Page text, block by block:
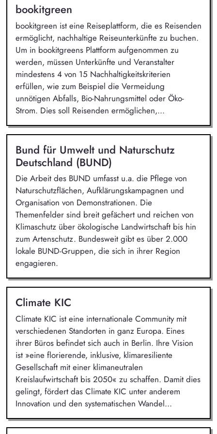
bookitgreen
bookitgreen ist eine Reiseplattform, die es Reisenden
ermöglicht, nachhaltige Reiseunterkünfte zu buchen.
Um in bookitgreens Plattform aufgenommen zu
werden, müssen Unterkünfte und Veranstalter
mindestens 4 von 15 Nachhaltigkeitskriterien
erfüllen, wie zum Beispiel die Vermeidung
unnötigen Abfalls, Bio-Nahrungsmittel oder Öko-
Strom. Dies soll Reisenden ermöglichen,...
Bund für Umwelt und Naturschutz
Deutschland (BUND)
Die Arbeit des BUND umfasst u.a. die Pflege von
Naturschutzflächen, Aufklärungskampagnen und
Organisation von Demonstrationen. Die
Themenfelder sind breit gefächert und reichen von
Klimaschutz über ökologische Landwirtschaft bis hin
zum Artenschutz. Bundesweit gibt es über 2.000
lokale BUND-Gruppen, die sich in ihrer Region
engagieren.
Climate KIC
Climate KIC ist eine internationale Community mit
verschiedenen Standorten in ganz Europa. Eines
ihrer Büros befindet sich auch in Berlin. Ihre Vision
ist »eine florierende, inklusive, klimaresiliente
Gesellschaft mit einer klimaneutralen
Kreislaufwirtschaft bis 2050« zu schaffen. Damit dies
gelingt, fördert das Climate KIC unter anderem
Innovation und den systematischen Wandel...